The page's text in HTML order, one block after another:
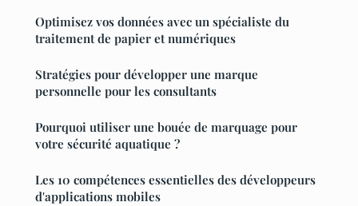
Optimisez vos données avec un spécialiste du
traitement de papier et numériques
Stratégies pour développer une marque
personnelle pour les consultants
Pourquoi utiliser une bouée de marquage pour
votre sécurité aquatique ?
Les 10 compétences essentielles des développeurs
d'applications mobiles